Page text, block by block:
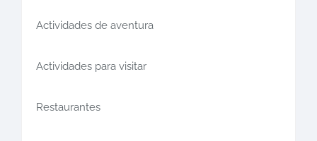
Actividades de aventura
Actividades para visitar
Restaurantes